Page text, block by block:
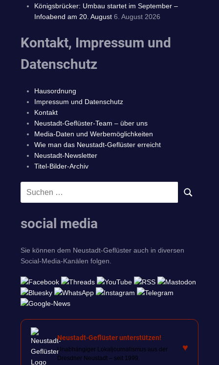
Königsbrücker: Umbau startet im September –
Infoabend am 20. August 6. August 2026
Kontakt, Impressum und
Datenschutz
Hausordnung
Impressum und Datenschutz
Kontakt
Neustadt-Geflüster-Team – über uns
Media-Daten und Werbemöglichkeiten
Wie man das Neustadt-Geflüster erreicht
Neustadt-Newsletter
Titel-Bilder-Archiv
Suchen
SUCHEN
social media
Sie können dem Neustadt-Geflüster auch in diversen
Social-Media-Kanälen folgen.
Neustadt-Geflüster unterstützen!
Unabhängiger Lokaljournalismus aus der
Dresdner Neustadt – seit 1999.
♥